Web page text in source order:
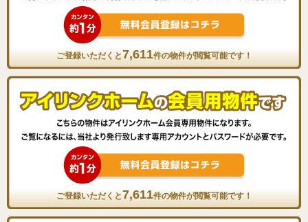
ご登録いただくと7,611件の物件が閲覧可能です！
ご登録いただくと7,611件の物件が閲覧可能です！